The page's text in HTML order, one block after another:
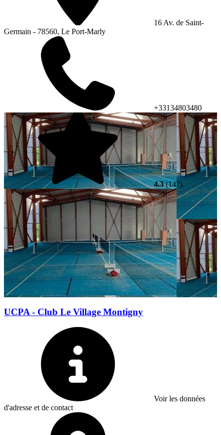
16 Av. de Saint-
Germain - 78560, Le Port-Marly
+33134803480
4.3(147)
UCPA - Club Le Village Montigny
Voir les données
d'adresse et de contact